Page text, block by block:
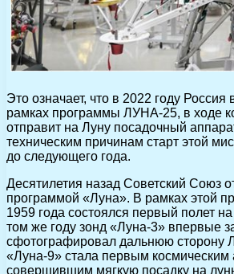
Это означает, что в 2022 году Россия
рамках программы ЛУНА-25, в ходе
отправит на Луну посадочный
техническим причинам старт этой
до следующего года.
Десятилетия назад Советский Союз
программой «Луна». В рамках этой
1959 года состоялся первый полет
том же году зонд «Луна-3» впервые
сфотографировал дальнюю сторону
«Луна-9» стала первым космическим
совершившим мягкую посадку на